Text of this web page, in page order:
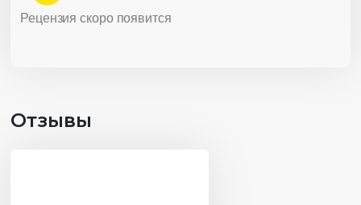
Рецензия скоро появится
Отзывы